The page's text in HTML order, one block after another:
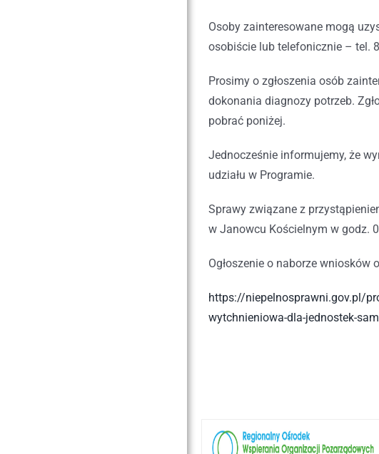
Osoby zainteresowane mogą
osobiście lub telefonicznie – tel.
Prosimy o zgłoszenia osób
dokonania diagnozy potrzeb.
pobrać poniżej.
Jednocześnie informujemy, że
udziału w Programie.
Sprawy związane z
w Janowcu Kościelnym w godz.
Ogłoszenie o naborze wniosków
https://niepelnosprawni.gov.pl/
wytchnieniowa-dla-jednostek-